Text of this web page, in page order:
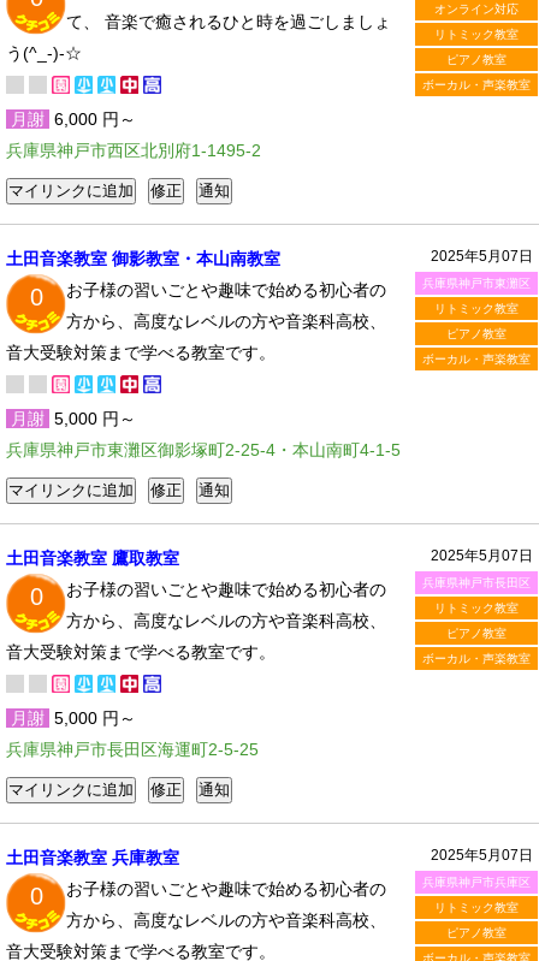
オンライン対応
リトミック教室
ピアノ教室
ボーカル・声楽教室
て、 音楽で癒されるひと時を過ごしましょ
う(^_-)-☆
月謝 6,000 円～
兵庫県神戸市西区北別府1-1495-2
2025年5月07日
兵庫県神戸市東灘区
リトミック教室
ピアノ教室
ボーカル・声楽教室
土田音楽教室 御影教室・本山南教室
0
お子様の習いごとや趣味で始める初心者の
方から、高度なレベルの方や音楽科高校、
音大受験対策まで学べる教室です。
月謝 5,000 円～
兵庫県神戸市東灘区御影塚町2-25-4・本山南町4-1-5
2025年5月07日
兵庫県神戸市長田区
リトミック教室
ピアノ教室
ボーカル・声楽教室
土田音楽教室 鷹取教室
0
お子様の習いごとや趣味で始める初心者の
方から、高度なレベルの方や音楽科高校、
音大受験対策まで学べる教室です。
月謝 5,000 円～
兵庫県神戸市長田区海運町2-5-25
2025年5月07日
兵庫県神戸市兵庫区
リトミック教室
ピアノ教室
ボーカル・声楽教室
土田音楽教室 兵庫教室
0
お子様の習いごとや趣味で始める初心者の
方から、高度なレベルの方や音楽科高校、
音大受験対策まで学べる教室です。